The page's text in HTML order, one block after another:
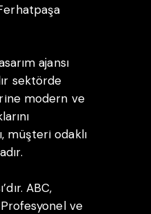
ajansı
sektörde
modern ve
müşteri odaklı
ABC,
ve